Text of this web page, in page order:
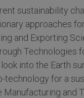
sustainability
approaches
and Exporting
Technologies
into the Earth
technology for a
Manufacturing and